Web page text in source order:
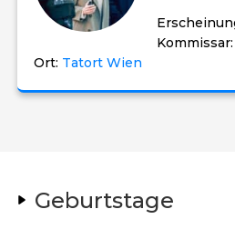
Kommissar:
Ort: Tatort Wien
Geburtstage